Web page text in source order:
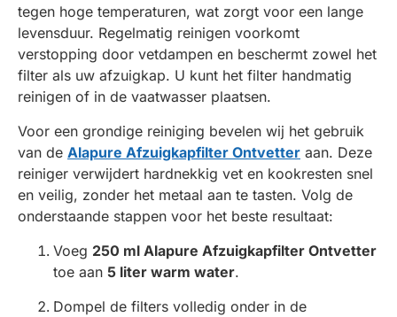
tegen hoge temperaturen, wat zorgt voor een lange
levensduur. Regelmatig reinigen voorkomt
verstopping door vetdampen en beschermt zowel het
filter als uw afzuigkap. U kunt het filter handmatig
reinigen of in de vaatwasser plaatsen.
Voor een grondige reiniging bevelen wij het gebruik
van de Alapure Afzuigkapfilter Ontvetter aan. Deze
reiniger verwijdert hardnekkig vet en kookresten snel
en veilig, zonder het metaal aan te tasten. Volg de
onderstaande stappen voor het beste resultaat:
Voeg 250 ml Alapure Afzuigkapfilter Ontvetter
toe aan 5 liter warm water.
Dompel de filters volledig onder in de